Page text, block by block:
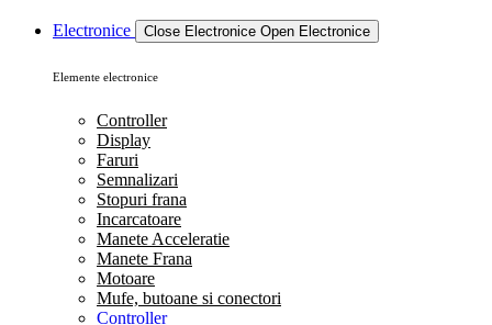
Electronice Close Electronice Open Electronice
Elemente electronice
Controller
Display
Faruri
Semnalizari
Stopuri frana
Incarcatoare
Manete Acceleratie
Manete Frana
Motoare
Mufe, butoane si conectori
Controller